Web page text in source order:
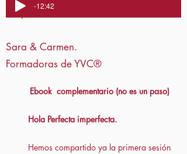
Te queremos
Sara & Carmen.
Formadoras de YVC®
-12:42
Ebook complementario (no es un paso)
Hola Perfecta imperfecta.
Hemos compartido ya la primera sesión